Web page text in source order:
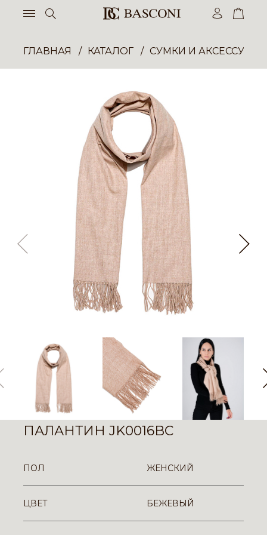
ГЛАВНАЯ КАТАЛОГ СУМКИ И
ПАЛАНТИН JK0016BC
ПОЛ ЖЕНСКИЙ
ЦВЕТ БЕЖЕВЫЙ